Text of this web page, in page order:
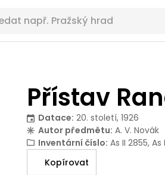
Přístav
Datace: 20. století, 1926
Autor předmětu: A. V. Novák
Inventární číslo: As II 2855,
Kopírovat